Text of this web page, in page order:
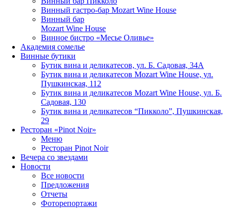
Винный гастро-бар Mozart Wine House
Винный бар
Mozart Wine House
Винное бистро «Месье Оливье»
Академия сомелье
Винные бутики
Бутик вина и деликатесов, ул. Б. Садовая, 34А
Бутик вина и деликатесов Mozart Wine House, ул.
Пушкинская, 112
Бутик вина и деликатесов Mozart Wine House, ул. Б.
Садовая, 130
Бутик вина и деликатесов “Пикколо”, Пушкинская,
29
Ресторан «Pinot Noir»
Меню
Ресторан Pinot Noir
Вечера со звездами
Новости
Все новости
Предложения
Отчеты
Фоторепортажи